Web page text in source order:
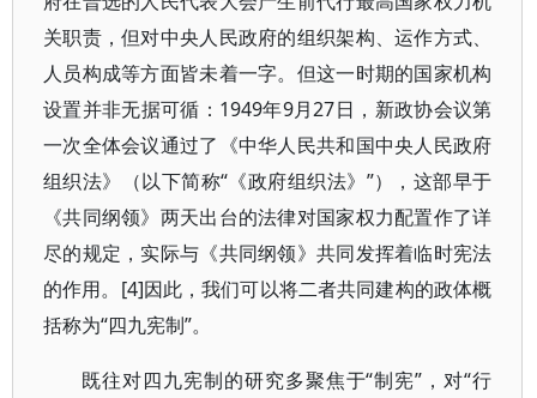
关职责，但对中央人民政府的组织架构、运作方式、
人员构成等方面皆未着一字。但这一时期的国家机构
设置并非无据可循：1949年9月27日，新政协会议第
一次全体会议通过了《中华人民共和国中央人民政府
组织法》（以下简称“《政府组织法》”），这部早于
《共同纲领》两天出台的法律对国家权力配置作了详
尽的规定，实际与《共同纲领》共同发挥着临时宪法
的作用。[4]因此，我们可以将二者共同建构的政体概
括称为“四九宪制”。
既往对四九宪制的研究多聚焦于“制宪”，对“行